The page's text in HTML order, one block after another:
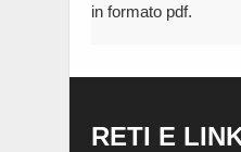
in formato pdf.
RETI E